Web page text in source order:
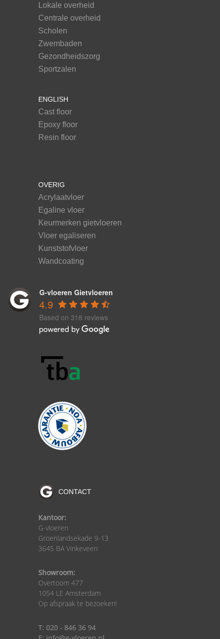
Lokale overheid
Centrale overheid
Scholen
Zwembaden
Gezondheidszorg
Sportzalen
ENGLISH
Cast floor
Epoxy floor
Resin floor
OVERIG
Acrylaatvloer
Egaline vloer
Keurmerken gietvloeren
Vloer egaliseren
Kunststofvloer
Wandcoating
G-vloeren Gietvloeren
4.9
Based on 318 reviews
CONTACT
Kantoor:
G-vloeren
Groenlandsekade 9-13
3645 BA Vinkeveen
Showroom:
Overtoom 477
1054 LE Amsterdam
Op afspraak te bezoeken!
T: 020 - 846 36 94